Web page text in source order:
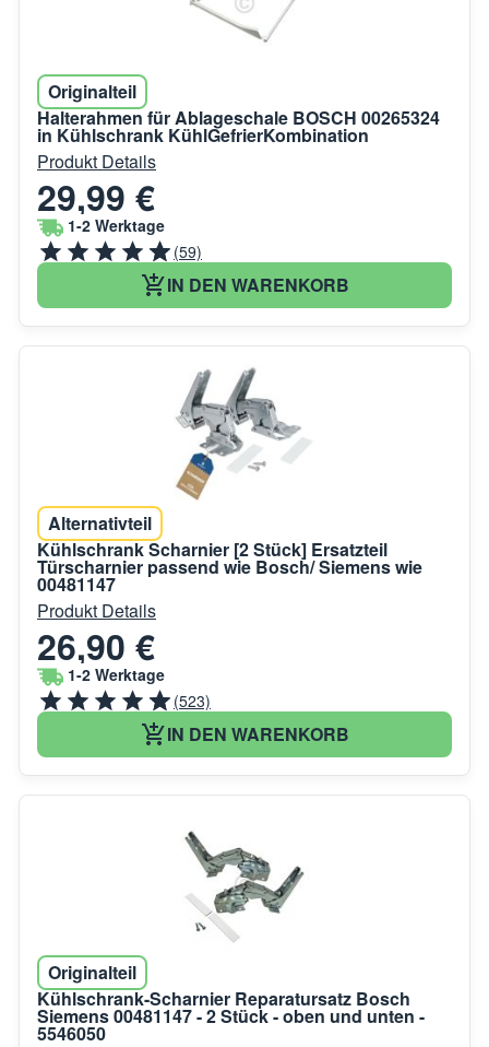
Originalteil
Halterahmen für Ablageschale BOSCH 00265324
in Kühlschrank KühlGefrierKombination
Produkt Details
29,99 €
1-2 Werktage
(59)
IN DEN WARENKORB
Alternativteil
Kühlschrank Scharnier [2 Stück] Ersatzteil
Türscharnier passend wie Bosch/ Siemens wie
00481147
Produkt Details
26,90 €
1-2 Werktage
(523)
IN DEN WARENKORB
Originalteil
Kühlschrank-Scharnier Reparatursatz Bosch
Siemens 00481147 - 2 Stück - oben und unten -
5546050